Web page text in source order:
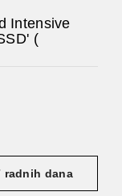
Intensive
(
radnih dana